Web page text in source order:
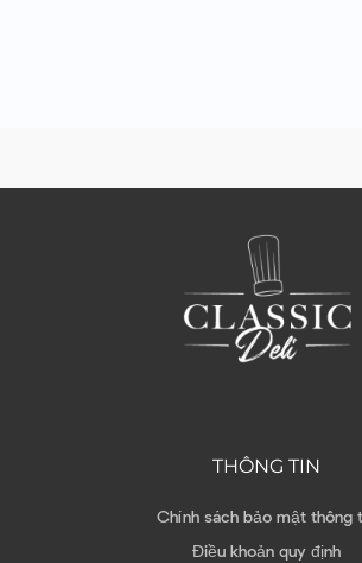
THÔNG TIN
Chính sách bảo mật thông
Điều khoản quy định